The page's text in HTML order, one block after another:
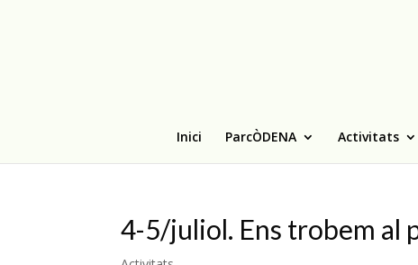
Inici ParcÒDENA Activitats
4-5/juliol. Ens trobem al